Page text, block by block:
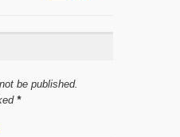
be published.
*